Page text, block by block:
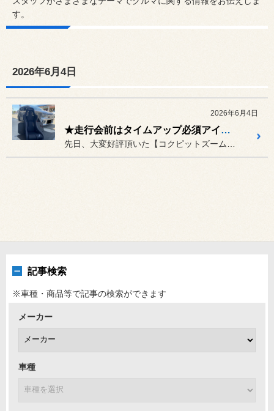
す。
2026年6月4日
2026年6月4日
★走行会前はタイムアップ必須アイテムでカスタマイズ！！【アルトワークス HA36S】★
記事検索
※車種・商品等で記事の検索ができます
メーカー
車種